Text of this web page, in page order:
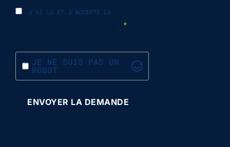
J'AI LU ET J'ACCEPTE LA
. *
JE NE SUIS PAS UN
ROBOT